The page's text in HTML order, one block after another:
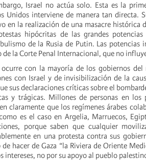
Israel no actúa solo. Esta es la
Unidos interviene de manera tan directa.
en la realización de una masacre
hipócritas de las grandes
de la Rusia de Putin. Las potencias
de la Corte Penal Internacional, que no
con la mayoría de los gobiernos
con Israel y de invisibilización de la
sus declaraciones críticas sobre el
y trágicas. Millones de personas en
claramente que los regímenes árabes
es el caso en Argelia, Marruecos,
porque saben que cualquier
en una protesta contra sus
de hacer de Gaza “la Riviera de Oriente
intereses, no por su apoyo al pueblo